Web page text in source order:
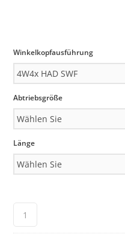
Winkelkopfausführung
Abtriebsgröße
Länge